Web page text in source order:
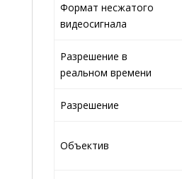
Формат несжатого
видеосигнала
Разрешение в
реальном времени
Разрешение
Объектив